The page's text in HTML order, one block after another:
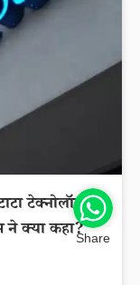
टेक्नोलॉजीज
ने क्या कहा?Share